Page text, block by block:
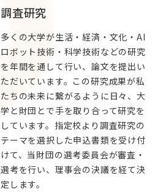
調査研究
多くの大学が生活・経済・文化・AI
ロボット技術・科学技術などの研究
を年間を通して行い、論文を提出い
ただいています。この研究成果が私
たちの未来に繋がるように日々、大
学と財団とで手を取り合って研究を
しています。指定校より調査研究の
テーマを選択した申込書類を受け付
けて、当財団の選考委員会が審査・
選考を行い、理事会の決議を経て決
定します。